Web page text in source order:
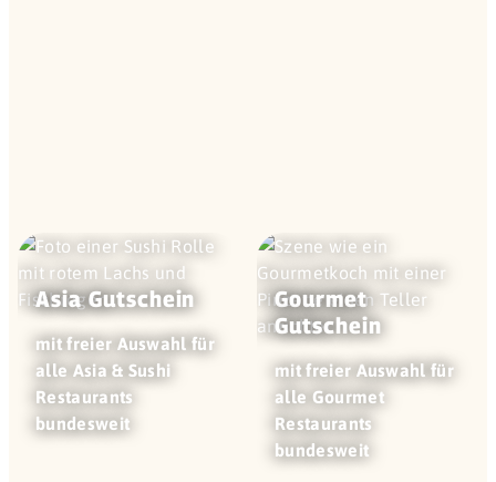
Asia Gutschein
mit freier Auswahl für
alle Asia & Sushi
Restaurants
bundesweit
Gourmet
Gutschein
mit freier Auswahl für
alle Gourmet
Restaurants
bundesweit